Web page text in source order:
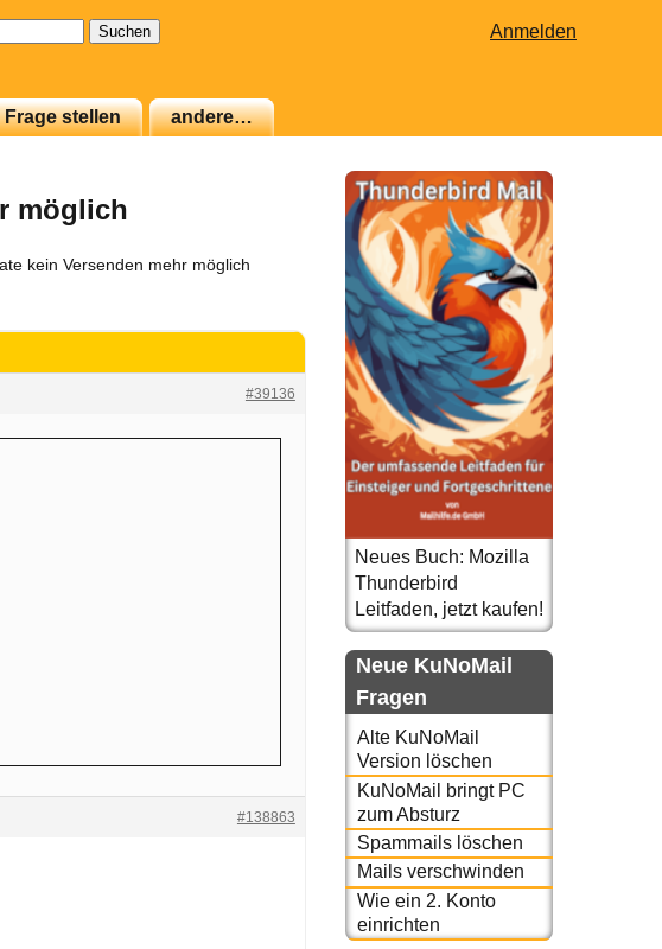
Anmelden
Frage stellen andere…
möglich
kein Versenden mehr möglich
#39136
#138863
Neues Buch: Mozilla
Thunderbird
Leitfaden, jetzt kaufen!
Neue KuNoMail
Fragen
Alte KuNoMail
Version löschen
KuNoMail bringt PC
zum Absturz
Spammails löschen
Mails verschwinden
Wie ein 2. Konto
einrichten